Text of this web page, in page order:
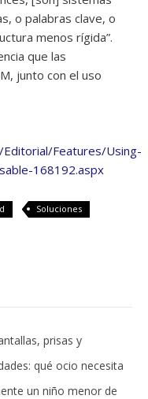
o palabras clave, o
menos rígida”.
que las
junto con el uso
Features/Using-
168192.aspx
Soluciones
prisas y
qué ocio necesita
un niño menor de